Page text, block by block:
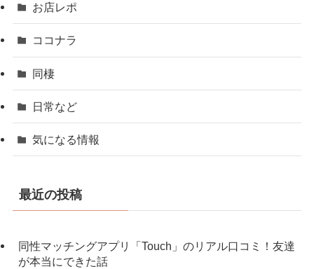
お店レポ
ココナラ
同棲
日常など
気になる情報
最近の投稿
同性マッチングアプリ「Touch」のリアル口コミ！友達
が本当にできた話